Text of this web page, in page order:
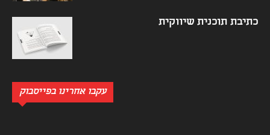
כתיבת תוכנית שיווקית
עקבו אחרינו בפייסבוק